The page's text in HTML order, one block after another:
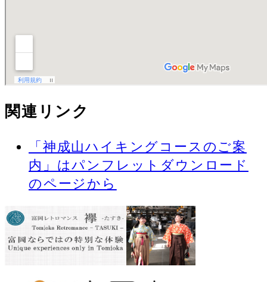
関連リンク
「神成山ハイキングコースのご案
内」はパンフレットダウンロード
のページから